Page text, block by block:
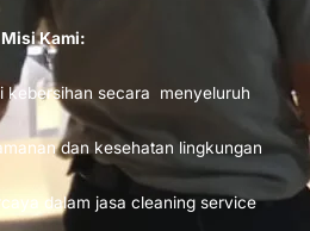
Misi Kami:
kebersihan secara menyeluruh
dan kesehatan lingkungan
dalam jasa cleaning service